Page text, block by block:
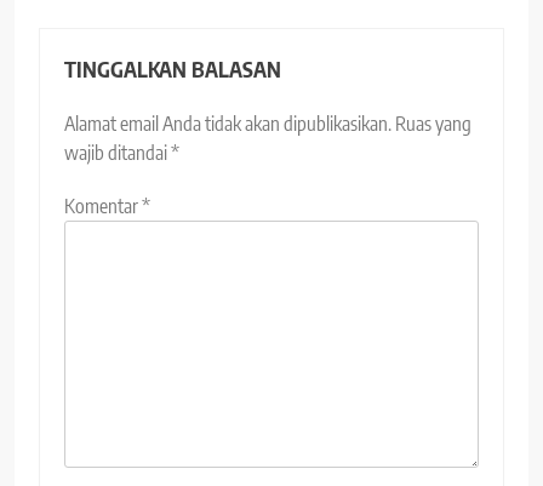
TINGGALKAN BALASAN
Alamat email Anda tidak akan dipublikasikan. Ruas yang
wajib ditandai*
Komentar*